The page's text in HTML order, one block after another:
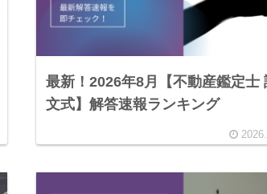
最新！2026年8月【不動産鑑定士
文式】解答速報ランキング